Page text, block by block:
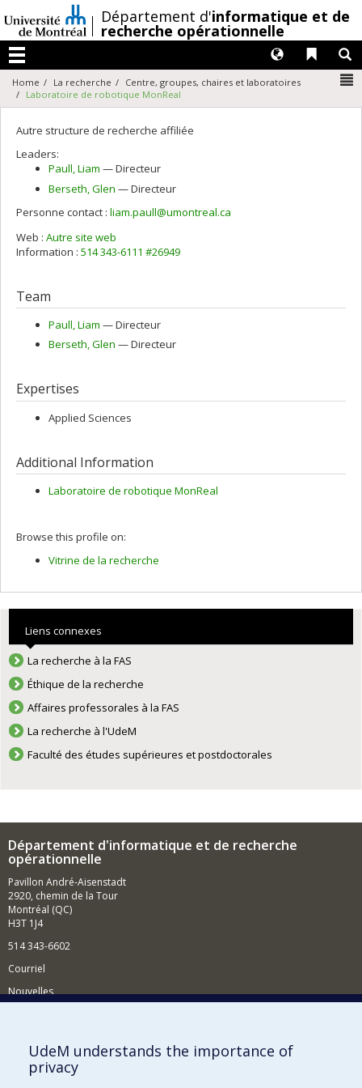
au
contenu
/Département d'informatique et de
recherche opérationnelle
Menu
Liens
Langues
Home La recherche
Centre, groupes, chaires et laboratoires
Laboratoire de robotique MonReal
Autre structure de recherche affiliée
Leaders:
Paull, Liam — Directeur
Berseth , Glen — Directeur
Personne contact : liam.paull@umontreal.ca
Web : Autre site web
Information : 514 343-6111 #26949
Team
Paull, Liam — Directeur
Berseth, Glen — Directeur
Expertises
Applied Sciences
Additional Information
Laboratoire de robotique MonReal
Browse this profile on:
Vitrine de la recherche
Liens connexes
La recherche à la FAS
Éthique de la recherche
Affaires professorales à la FAS
La recherche à l'UdeM
Faculté des études supérieures et postdoctorales
Département d'informatique et de recherche
opérationnelle
Pavillon André-Aisenstadt
2920, chemin de la Tour
Montréal (QC)
H3T 1J4
514 343-6602
Courriel
Nouvelles
Comment soutenir le Département?
BESOIN D'AIDE?
UdeM understands the importance of
privacy